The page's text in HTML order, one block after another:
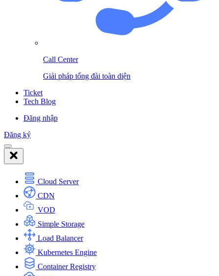
Call Center
Giải pháp tổng đài toàn diện
Ticket
Tech Blog
Đăng nhập
Đăng ký
Cloud Server
CDN
VOD
Simple Storage
Load Balancer
Kubernetes Engine
Container Registry